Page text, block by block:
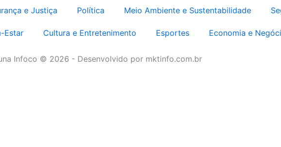
e Justiça Política Meio Ambiente e Sustentabilidade
Estar Cultura e Entretenimento Esportes Economia e
Infoco © 2026 - Desenvolvido por mktinfo.com.br